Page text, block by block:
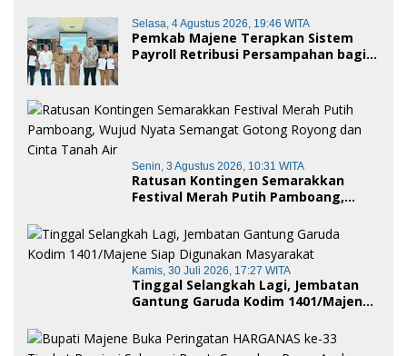
Kehormatan Adat
Selasa, 4 Agustus 2026, 19:46 WITA
Pemkab Majene Terapkan Sistem
Payroll Retribusi Persampahan bagi
Senin, 3 Agustus 2026, 10:31 WITA
Ratusan Kontingen Semarakkan
Festival Merah Putih Pamboang,
Royong dan Cinta Tanah Air
Kamis, 30 Juli 2026, 17:27 WITA
Tinggal Selangkah Lagi, Jembatan
Gantung Garuda Kodim 1401/Majene